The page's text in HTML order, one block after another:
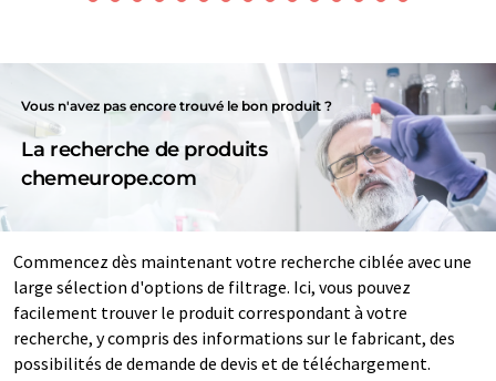
Vous n'avez pas encore trouvé le bon produit ?
La recherche de produits
chemeurope.com
Commencez dès maintenant votre recherche ciblée avec une
large sélection d'options de filtrage. Ici, vous pouvez
facilement trouver le produit correspondant à votre
recherche, y compris des informations sur le fabricant, des
possibilités de demande de devis et de téléchargement.